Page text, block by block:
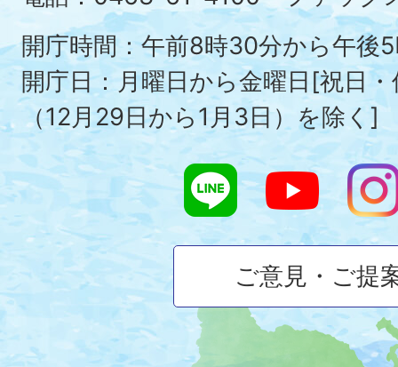
磯
開庁時間：午前8時30分から午後
開庁日：月曜日から金曜日[祝日
（12月29日から1月3日）を除く]
ご意見・ご提